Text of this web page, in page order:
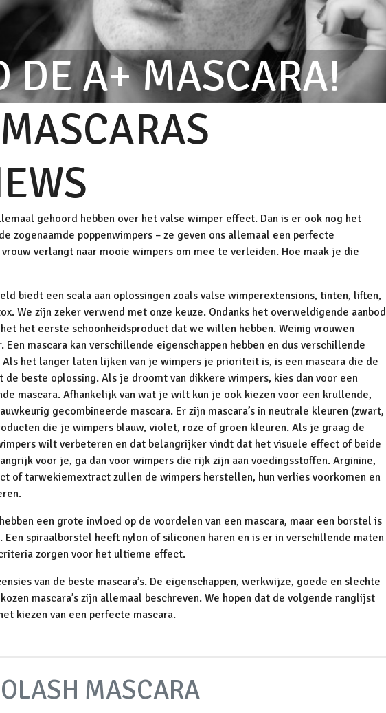
DE A+ MASCARA!
gehoord hebben over het valse wimper effect. Dan is er ook nog het
zogenaamde poppenwimpers – ze geven ons allemaal een perfecte
verlangt naar mooie wimpers om mee te verleiden. Hoe maak je die
biedt een scala aan oplossingen zoals valse wimperextensions, tinten, liften,
We zijn zeker verwend met onze keuze. Ondanks het overweldigende aanbod
het het eerste schoonheidsproduct dat we willen hebben. Weinig vrouwen
Een mascara kan verschillende eigenschappen hebben en dus verschillende
Als het langer laten lijken van je wimpers je prioriteit is, is een mascara die de
de beste oplossing. Als je droomt van dikkere wimpers, kies dan voor een
mascara. Afhankelijk van wat je wilt kun je ook kiezen voor een krullende,
gecombineerde mascara. Er zijn mascara’s in neutrale kleuren (zwart,
die je wimpers blauw, violet, roze of groen kleuren. Als je graag de
wilt verbeteren en dat belangrijker vindt dat het visuele effect of beide
voor je, ga dan voor wimpers die rijk zijn aan voedingsstoffen. Arginine,
of tarwekiemextract zullen de wimpers herstellen, hun verlies voorkomen en
een grote invloed op de voordelen van een mascara, maar een borstel is
Een spiraalborstel heeft nylon of siliconen haren en is er in verschillende maten
zorgen voor het ultieme effect.
van de beste mascara’s. De eigenschappen, werkwijze, goede en slechte
mascara’s zijn allemaal beschreven. We hopen dat de volgende ranglijst
kiezen van een perfecte mascara.
MASCARA